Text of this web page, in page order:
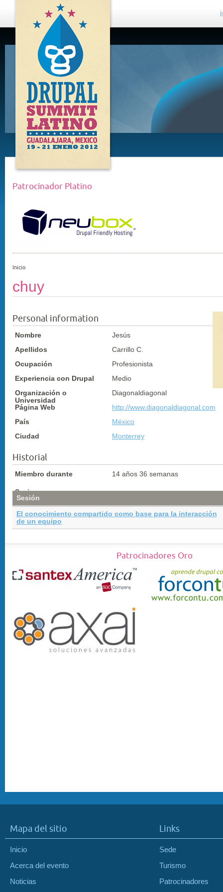
DRUPAL
SUMMIT
LATINO,
GUADALAJARA
2012
Patrocinador Platino
Inicio
chuy
Personal information
Nombre
Jesús
Apellidos
Carrillo C.
Ocupación
Profesionista
Experiencia con Drupal
Medio
Organización o
Universidad
Diagonaldiagonal
Página Web
http://www.diagonaldiagonal.com
País
México
Ciudad
Monterrey
Historial
Miembro durante 14 años 36 semanas
Sesiones
Sesión
El conocimiento compartido como base para la interacción
de un equipo
Patrocinadores Oro
Mapa del sitio
Inicio
Acerca del evento
Noticias
Links
Sede
Turismo
Patrocinadores